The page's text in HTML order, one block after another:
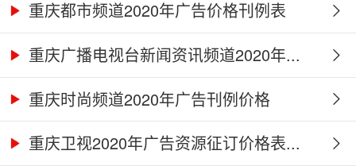
重庆都市频道2020年广告价格刊例表
重庆广播电视台新闻资讯频道2020年...
重庆时尚频道2020年广告刊例价格
重庆卫视2020年广告资源征订价格表...